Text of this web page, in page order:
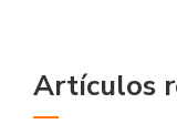
Artículos